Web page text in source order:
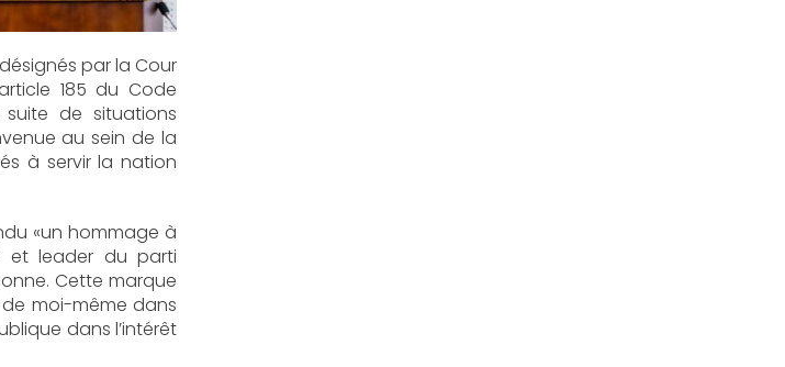
par la Cour
185 du Code
de situations
au sein de la
à servir la nation
«un hommage à
et leader du parti
Cette marque
moi-même dans
dans l’intérêt